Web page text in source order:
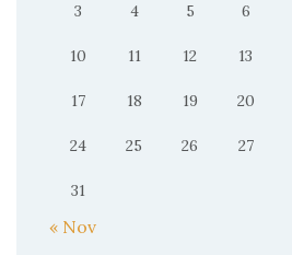
3 4 5 6
10 11 12 13
17 18 19 20
24 25 26 27
31
« Nov